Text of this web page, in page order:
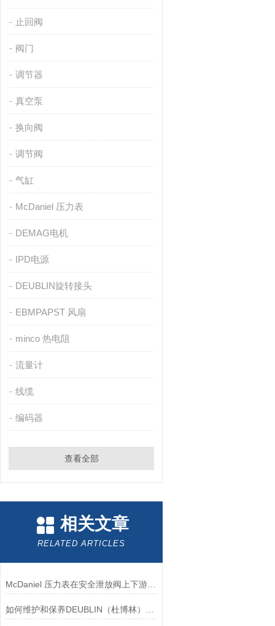
止回阀
阀门
调节器
真空泵
换向阀
调节阀
气缸
McDaniel 压力表
DEMAG电机
IPD电源
DEUBLIN旋转接头
EBMPAPST 风扇
minco 热电阻
流量计
线缆
编码器
查看全部
相关文章
RELATED ARTICLES
McDaniel 压力表在安全泄放阀上下游压力监测中的应用